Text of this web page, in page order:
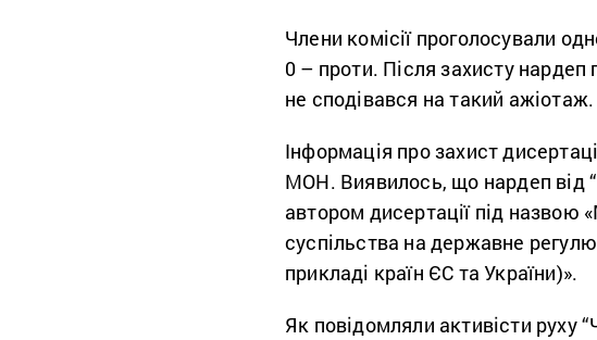
Члени комісії проголосували
0 – проти. Після захисту
не сподівався на такий ажіотаж.
Інформація про захист
МОН. Виявилось, що нардеп від
автором дисертації під назвою
суспільства на державне
прикладі країн ЄС та України)».
Як повідомляли активісти руху